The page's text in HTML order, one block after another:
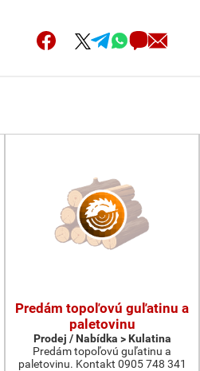
Predám topoľovú guľatinu a
paletovinu
Prodej / Nabídka > Kulatina
Predám topoľovú guľatinu a
paletovinu. Kontakt 0905 748 341